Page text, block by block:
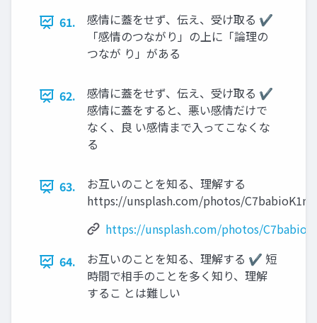
61.
感情に蓋をせず、伝え、受け取る ✔
「感情のつながり」の上に「論理の
つなが り」がある
62.
感情に蓋をせず、伝え、受け取る ✔
感情に蓋をすると、悪い感情だけで
なく、良 い感情まで入ってこなくな
る
63.
お互いのことを知る、理解する
https://unsplash.com/photos/
https://unsplash.com/photos/
64.
お互いのことを知る、理解する ✔ 短
時間で相手のことを多く知り、理解
するこ とは難しい